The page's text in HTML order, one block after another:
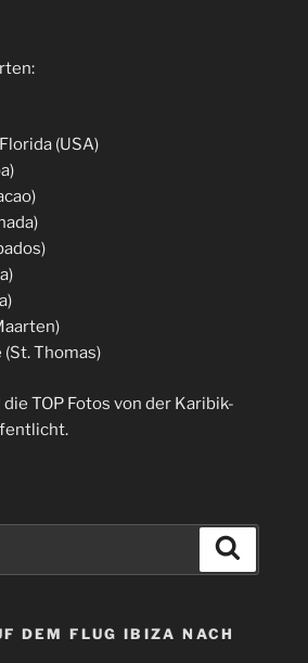
(USA)
Thomas)
TOP Fotos von der Karibik-
DEM FLUG IBIZA NACH